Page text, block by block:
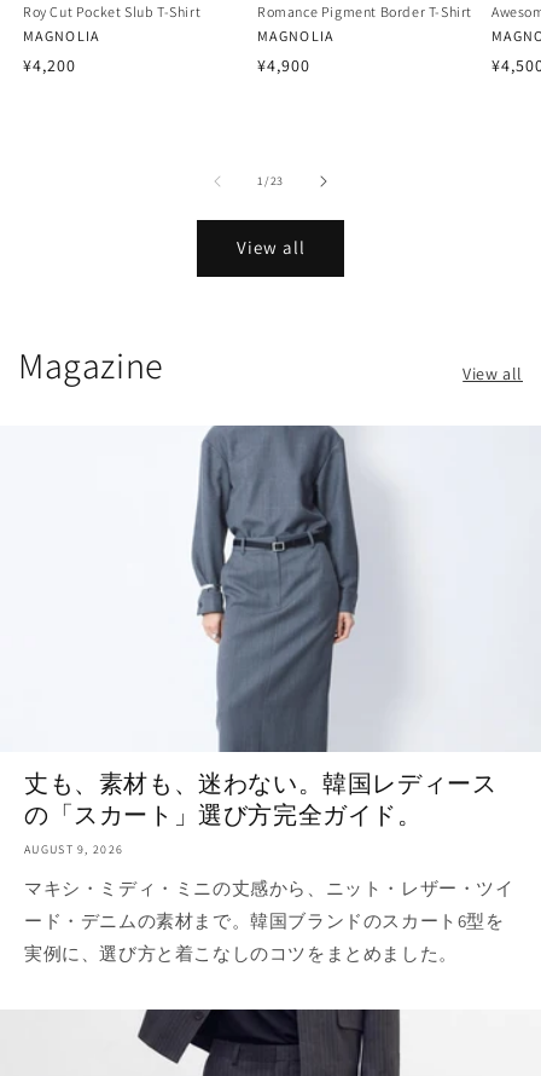
Roy Cut Pocket Slub T-Shirt
Vendor:
MAGNOLIA
Regular
¥4,200
Romance Pigment Border T-Shirt
Vendor:
MAGNOLIA
Regular
¥4,900
1/of
23
View all
Magazine View all
丈も、素材も、迷わない。韓国レディース
の「スカート」選び方完全ガイド。
AUGUST 9, 2026
マキシ・ミディ・ミニの丈感から、ニット・レザー・ツイ
ード・デニムの素材まで。韓国ブランドのスカート6型を
実例に、選び方と着こなしのコツをまとめました。